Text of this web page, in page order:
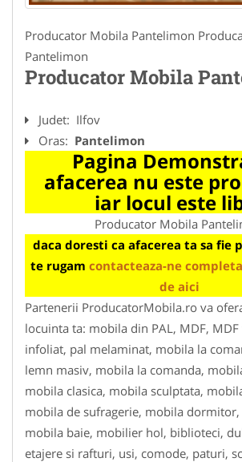
Producator Mobila Pantelimon
Pantelimon
Producator Mobila
Judet: Ilfov
Oras: Pantelimon
Pagina
afacerea nu este
iar locul este
Producator Mobila
daca doresti ca afacerea ta sa fie
te rugam contacteaza-ne
de aici
Partenerii ProducatorMobila.ro va
locuinta ta: mobila din PAL, MDF,
infoliat, pal melaminat, mobila la
lemn masiv, mobila la comanda,
mobila clasica, mobila sculptata,
mobila de sufragerie, mobila
mobila baie, mobilier hol, biblioteci,
etajere si rafturi, usi, comode, paturi,